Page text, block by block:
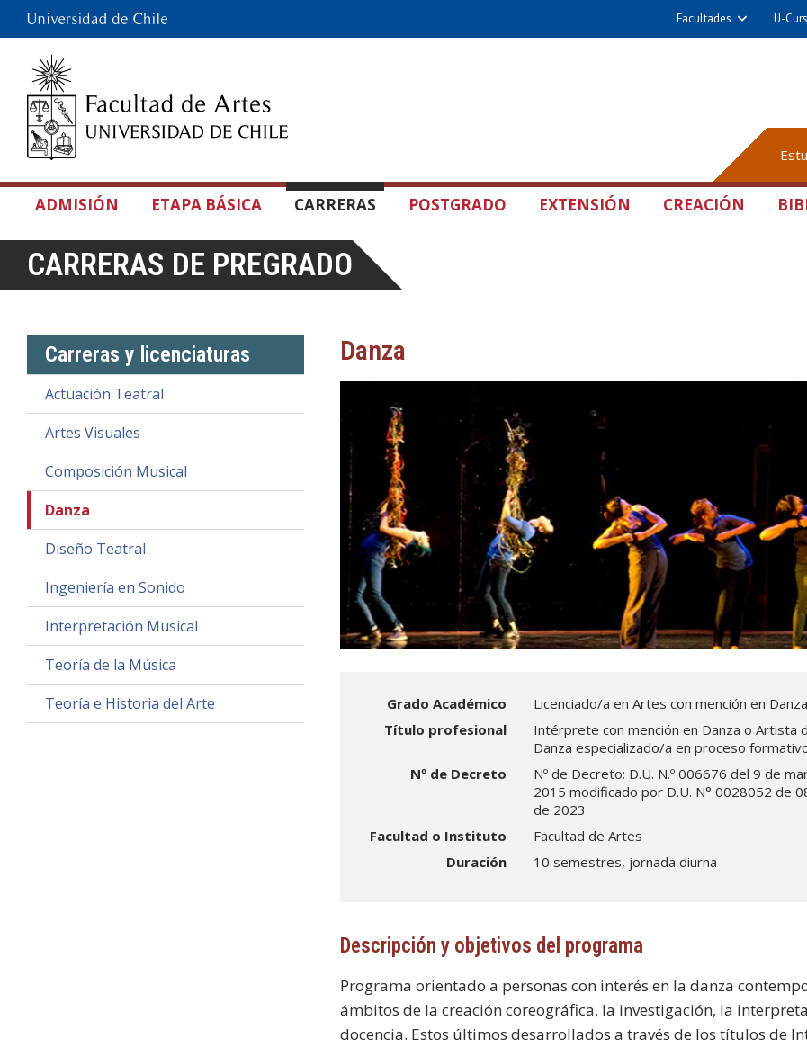
Facultades U-
ADMISIÓN ETAPA BÁSICA CARRERAS POSTGRADO EXTENSIÓN CREACIÓN
CARRERAS DE PREGRADO
Carreras y licenciaturas
Actuación Teatral
Artes Visuales
Composición Musical
Danza
Diseño Teatral
Ingeniería en Sonido
Interpretación Musical
Teoría de la Música
Teoría e Historia del Arte
Danza
Grado Académico
Licenciado/a en Artes con mención en Danza
Título profesional
Intérprete con mención en Danza o Artista
Danza especializado/a en proceso
Nº de Decreto
Nº de Decreto: D.U. N.º 006676 del 9 de
2015 modificado por D.U. N° 0028052 de
de 2023
Facultad o Instituto
Facultad de Artes
Duración
10 semestres, jornada diurna
Descripción y objetivos del programa
Programa orientado a personas con interés en la danza
ámbitos de la creación coreográfica, la investigación, la
docencia. Estos últimos desarrollados a través de los títulos de